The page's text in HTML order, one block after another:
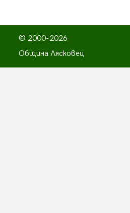
© 2000-2026
Община Лясковец